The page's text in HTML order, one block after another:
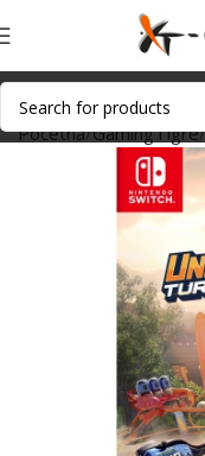
Početna Gaming i igre